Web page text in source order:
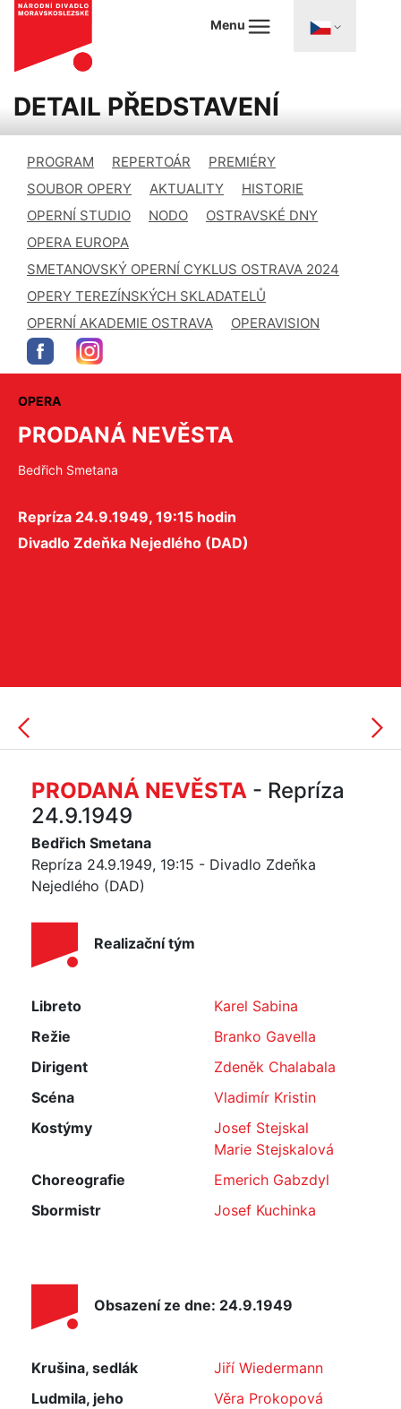
Menu
DETAIL PŘEDSTAVENÍ
PROGRAM REPERTOÁR
PREMIÉRY
SOUBOR OPERY
AKTUALITY
HISTORIE
OPERNÍ STUDIO
NODO
OSTRAVSKÉ DNY
OPERA EUROPA
SMETANOVSKÝ OPERNÍ CYKLUS OSTRAVA 2024
OPERY TEREZÍNSKÝCH SKLADATELŮ
OPERNÍ AKADEMIE OSTRAVA
OPERAVISION
OPERA
PRODANÁ NEVĚSTA
Bedřich Smetana
Repríza 24.9.1949, 19:15 hodin
Divadlo Zdeňka Nejedlého (DAD)
PRODANÁ NEVĚSTA - Repríza
24.9.1949
Bedřich Smetana
Repríza 24.9.1949, 19:15 - Divadlo Zdeňka
Nejedlého (DAD)
Realizační tým
Libreto
Karel Sabina
Režie
Branko Gavella
Dirigent
Zdeněk Chalabala
Scéna
Vladimír Kristin
Kostýmy
Josef Stejskal
Marie Stejskalová
Choreografie
Emerich Gabzdyl
Sbormistr
Josef Kuchinka
Obsazení ze dne: 24.9.1949
Krušina, sedlák
Jiří Wiedermann
Ludmila, jeho
Věra Prokopová